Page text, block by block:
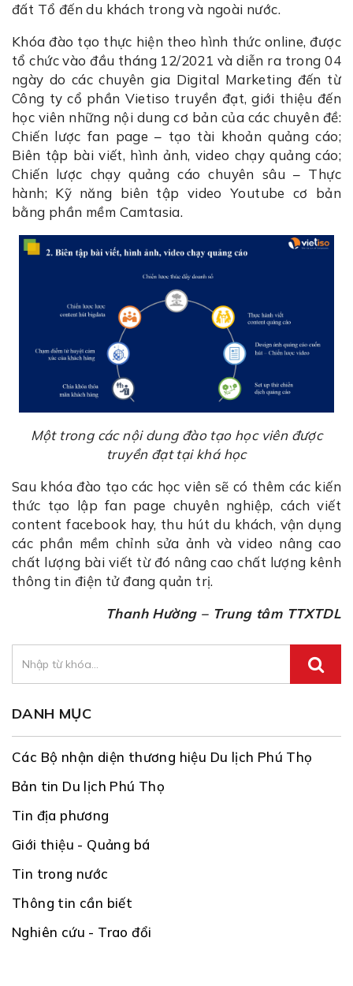
đất Tổ đến du khách trong và ngoài nước.
Khóa đào tạo thực hiện theo hình thức online, được
tổ chức vào đầu tháng 12/2021 và diễn ra trong 04
ngày do các chuyên gia Digital Marketing đến từ
Công ty cổ phần Vietiso truyền đạt, giới thiệu đến
học viên những nội dung cơ bản của các chuyên đề:
Chiến lược fan page – tạo tài khoản quảng cáo;
Biên tập bài viết, hình ảnh, video chạy quảng cáo;
Chiến lược chạy quảng cáo chuyên sâu – Thực
hành; Kỹ năng biên tập video Youtube cơ bản
bằng phần mềm Camtasia.
Một trong các nội dung đào tạo học viên được
truyền đạt tại khá học
Sau khóa đào tạo các học viên sẽ có thêm các kiến
thức tạo lập fan page chuyên nghiệp, cách viết
content facebook hay, thu hút du khách, vận dụng
các phần mềm chỉnh sửa ảnh và video nâng cao
chất lượng bài viết từ đó nâng cao chất lượng kênh
thông tin điện tử đang quản trị.
Thanh Hường – Trung tâm TTXTDL
DANH MỤC
Các Bộ nhận diện thương hiệu Du lịch Phú Thọ
Bản tin Du lịch Phú Thọ
Tin địa phương
Giới thiệu - Quảng bá
Tin trong nước
Thông tin cần biết
Nghiên cứu - Trao đổi